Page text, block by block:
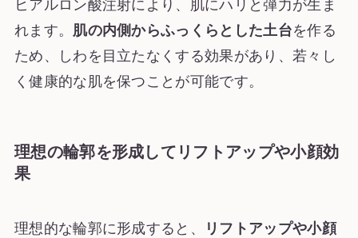
ヒアルロン酸注射により、肌にハリと弾力が生ま
れます。 肌の内側からふっくらとした土台を作る
ため、しわを目立たなくする効果があり、若々し
く健康的な肌を保つことが可能です。
理想の輪郭を形成してリフトアップや小顔効
果
理想的な輪郭に形成すると、
リフトアップや小顔